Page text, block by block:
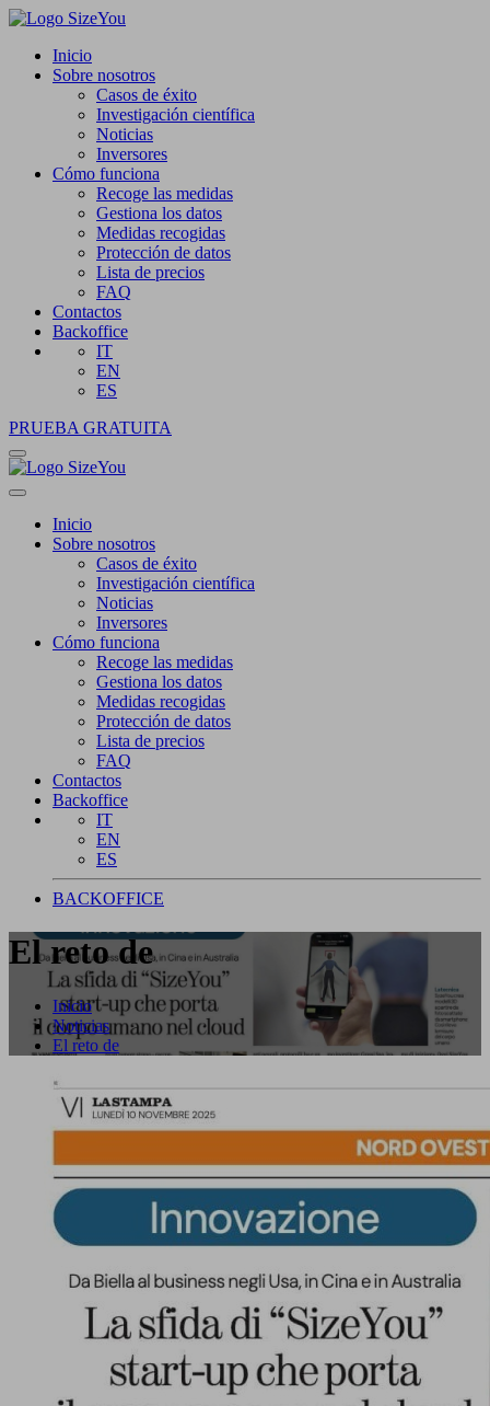
Inicio
Sobre nosotros
Casos de éxito
Investigación científica
Noticias
Inversores
Cómo funciona
Recoge las medidas
Gestiona los datos
Medidas recogidas
Protección de datos
Lista de precios
FAQ
Contactos
Backoffice
IT
EN
ES
PRUEBA GRATUITA
Inicio
Sobre nosotros
Casos de éxito
Investigación científica
Noticias
Inversores
Cómo funciona
Recoge las medidas
Gestiona los datos
Medidas recogidas
Protección de datos
Lista de precios
FAQ
Contactos
Backoffice
IT
EN
ES
BACKOFFICE
El reto de
Inicio
Noticias
El reto de